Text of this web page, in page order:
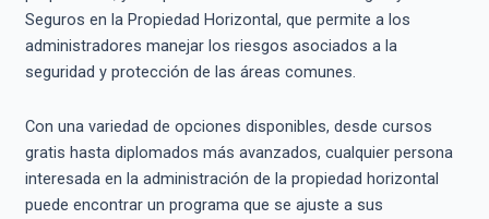
Seguros en la Propiedad Horizontal, que permite a los
administradores manejar los riesgos asociados a la
seguridad y protección de las áreas comunes.
Con una variedad de opciones disponibles, desde cursos
gratis hasta diplomados más avanzados, cualquier persona
interesada en la administración de la propiedad horizontal
puede encontrar un programa que se ajuste a sus